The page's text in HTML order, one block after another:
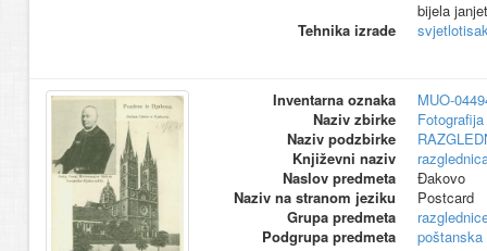
bijela
Tehnika izrade
Inventarna oznaka
MUO-
Naziv zbirke
Naziv podzbirke
Književni naziv
Naslov predmeta
Đakovo
Naziv na stranom jeziku
Postcard
Grupa predmeta
Podgrupa predmeta
poštanska